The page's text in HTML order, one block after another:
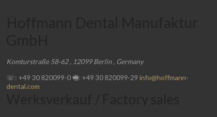
Komturstraße 58-62, 12099 Berlin , Germany
☏: +49 30 820099-0 🖷: +49 30 820099-29 info@hoffmann-
dental.com